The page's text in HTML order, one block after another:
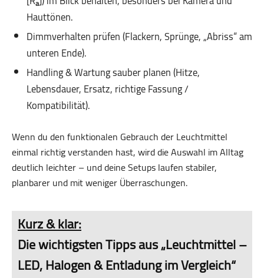
a
Hauttönen.
Dimmverhalten prüfen (Flackern, Sprünge, „Abriss“ am
unteren Ende).
Handling & Wartung sauber planen (Hitze,
Lebensdauer, Ersatz, richtige Fassung /
Kompatibilität).
Wenn du den funktionalen Gebrauch der Leuchtmittel
einmal richtig verstanden hast, wird die Auswahl im Alltag
deutlich leichter – und deine Setups laufen stabiler,
planbarer und mit weniger Überraschungen.
Kurz & klar:
Die wichtigsten Tipps aus „Leuchtmittel –
LED, Halogen & Entladung im Vergleich“